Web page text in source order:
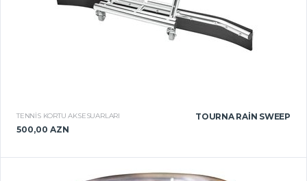
TENNIS KORTU AKSESUARLARI
TOURNA RAIN SWEEP
500,00 AZN